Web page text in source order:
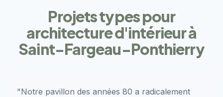
Projets types pour
architecture d'intérieur à
Saint-Fargeau-Ponthierry
"Notre pavillon des années 80 a radicalement